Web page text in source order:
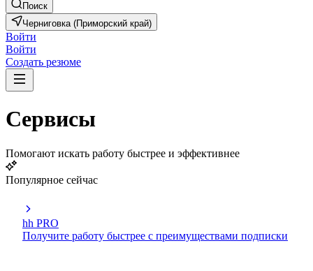
Поиск
Черниговка (Приморский край)
Войти
Войти
Создать резюме
Сервисы
Помогают искать работу быстрее и эффективнее
Популярное сейчас
hh PRO
Получите работу быстрее с преимуществами подписки